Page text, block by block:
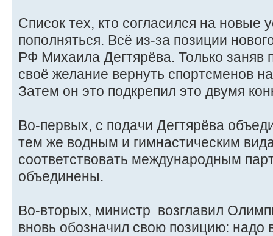
Список тех, кто согласился на новые
пополняться. Всё из-за позиции
РФ Михаила Дегтярёва. Только заняв
своё желание вернуть спортсменов
Затем он это подкрепил это двумя
Во-первых, с подачи Дегтярёва
тем же водным и гимнастическим
соответствовать международным
объединены.
Во-вторых, министр возглавил
вновь обозначил свою позицию: надо